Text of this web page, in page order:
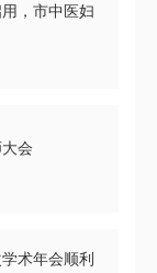
，市中医妇
会
术年会顺利